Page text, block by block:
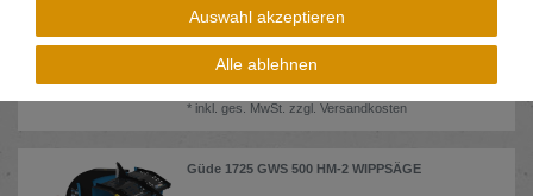
679,74 € *
* inkl. ges. MwSt. zzgl.Versandkosten
Güde 1725 GWS 500 HM-2 WIPPSÄGE
Auswahl akzeptieren
Alle ablehnen